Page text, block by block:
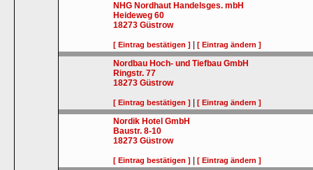
NHG Nordhaut Handelsges. mbH
Heideweg 60
18273 Güstrow
[ Eintrag bestätigen ] |[ Eintrag ändern ]
Nordbau Hoch- und Tiefbau GmbH
Ringstr. 77
18273 Güstrow
[ Eintrag bestätigen ] |[ Eintrag ändern ]
Nordik Hotel GmbH
Baustr. 8-10
18273 Güstrow
[ Eintrag bestätigen ] |[ Eintrag ändern ]